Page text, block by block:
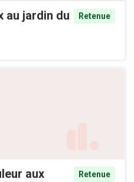
au jardin du
Retenue
aux
Retenue